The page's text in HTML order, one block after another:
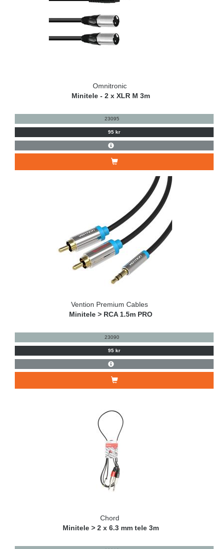
Omnitronic
Minitele - 2 x XLR M 3m
23095
95 kr
Vention Premium Cables
Minitele > RCA 1.5m PRO
23090
95 kr
Chord
Minitele > 2 x 6.3 mm tele 3m